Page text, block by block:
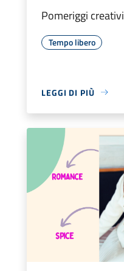
Pomeriggi creativi
Tempo libero
LEGGI DI PIÙ